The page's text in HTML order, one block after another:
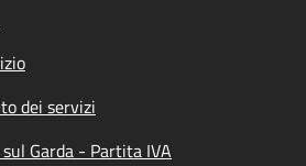
dei servizi
Garda - Partita IVA